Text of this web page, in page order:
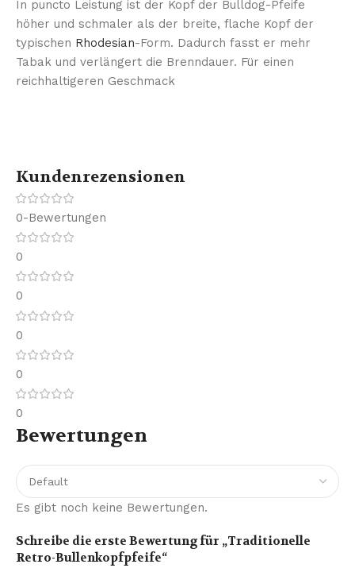
In puncto Leistung ist der Kopf der Bulldog-Pfeife
höher und schmaler als der breite, flache Kopf der
typischen Rhodesian-Form. Dadurch fasst er mehr
Tabak und verlängert die Brenndauer. Für einen
reichhaltigeren Geschmack
Kundenrezensionen
0-Bewertungen
0
0
0
0
0
Bewertungen
Es gibt noch keine Bewertungen.
Schreibe die erste Bewertung für „Traditionelle
Retro-Bullenkopfpfeife“